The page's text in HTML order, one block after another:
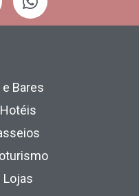
Bares
Lojas